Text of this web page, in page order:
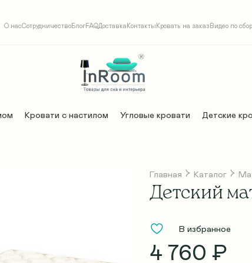
О насСотрудничествоБлогFAQДоставка Контакты Кровать на заказ Видео по
Кровати с настилом Угловые кровати Детские
Главная Каталог
Детский
В избранное
4 760 ₽